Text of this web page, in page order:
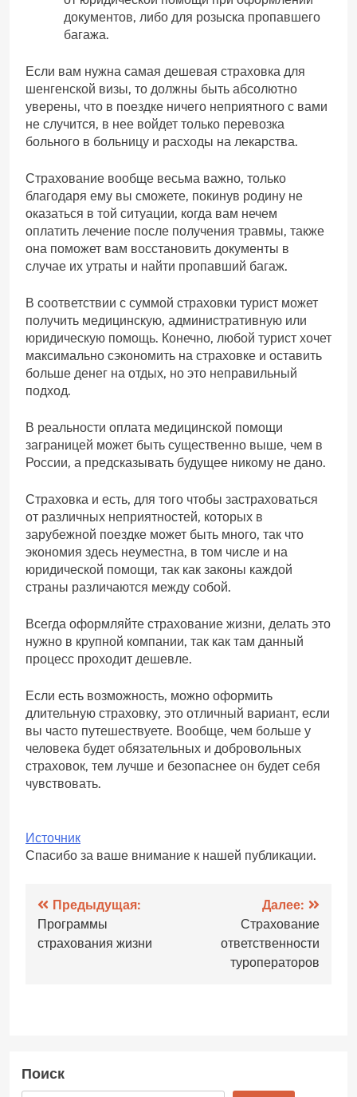
документов, либо для розыска пропавшего
багажа.
Если вам нужна самая дешевая страховка для
шенгенской визы, то должны быть абсолютно
уверены, что в поездке ничего неприятного с вами
не случится, в нее войдет только перевозка
больного в больницу и расходы на лекарства.
Страхование вообще весьма важно, только
благодаря ему вы сможете, покинув родину не
оказаться в той ситуации, когда вам нечем
оплатить лечение после получения травмы, также
она поможет вам восстановить документы в
случае их утраты и найти пропавший багаж.
В соответствии с суммой страховки турист может
получить медицинскую, административную или
юридическую помощь. Конечно, любой турист хочет
максимально сэкономить на страховке и оставить
больше денег на отдых, но это неправильный
подход.
В реальности оплата медицинской помощи
заграницей может быть существенно выше, чем в
России, а предсказывать будущее никому не дано.
Страховка и есть, для того чтобы застраховаться
от различных неприятностей, которых в
зарубежной поездке может быть много, так что
экономия здесь неуместна, в том числе и на
юридической помощи, так как законы каждой
страны различаются между собой.
Всегда оформляйте страхование жизни, делать это
нужно в крупной компании, так как там данный
процесс проходит дешевле.
Если есть возможность, можно оформить
длительную страховку, это отличный вариант, если
вы часто путешествуете. Вообще, чем больше у
человека будет обязательных и добровольных
страховок, тем лучше и безопаснее он будет себя
чувствовать.
Источник
Спасибо за ваше внимание к нашей публикации.
Навигация
по
Предыдущая:
Программы
страхования жизни
Далее:
Страхование
ответственности
туроператоров
Поиск